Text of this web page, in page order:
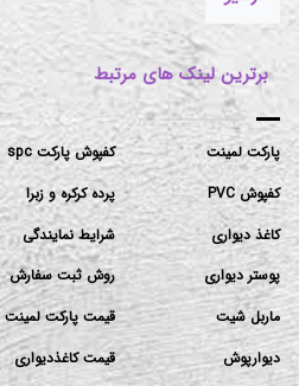
برترین لینک های مرتبط
پارکت لمینت
کفپوش PVC
کاغذ دیواری
پوستر دیواری
ماربل شیت
دیوارپوش
کفپوش پارکت spc
پرده کرکره و زبرا
شرایط نمایندگی
روش ثبت سفارش
قیمت پارکت لمینت
قیمت کاغذدیواری